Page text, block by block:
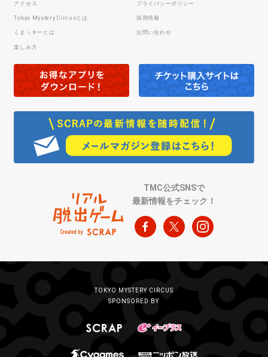
アクセス
Tokyo Mystery Circusとは
くまっキーとは
楽しみ方
プライバシーポリシー
採用情報
お問い合わせ
TMC公式SNSで
最新情報をチェック！
TOKYO MYSTERY CIRCUS
SPONSORED BY